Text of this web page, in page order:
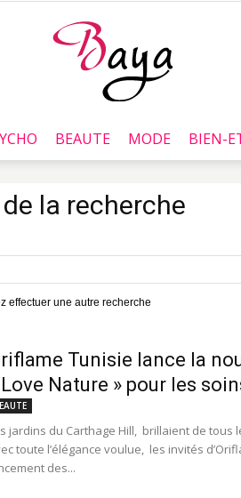
Baya.tn
BEAUTE MODE BIEN-
la recherche
effectuer une autre recherche
Tunisie lance la
Love Nature » pour les
jardins du Carthage Hill, brillaient de tous
toute l’élégance voulue, les invités
des...